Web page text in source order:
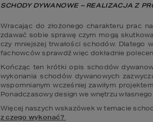
SCHODY DYWANOWE – REALIZACJA Z
Wracając do złożonego charakteru prac
zdawać sobie sprawę czym mogą
czy mniejszej trwałości schodów. Dlatego
fachowców sprawdź więc dokładnie
Kończąc ten krótki opis schodów
wykonania schodów dywanowych
wspomnianym wcześniej zawiłym
Ponadczasowy design we wnętrzu
Więcej naszych wskazówek w temacie
z czego wykonać?